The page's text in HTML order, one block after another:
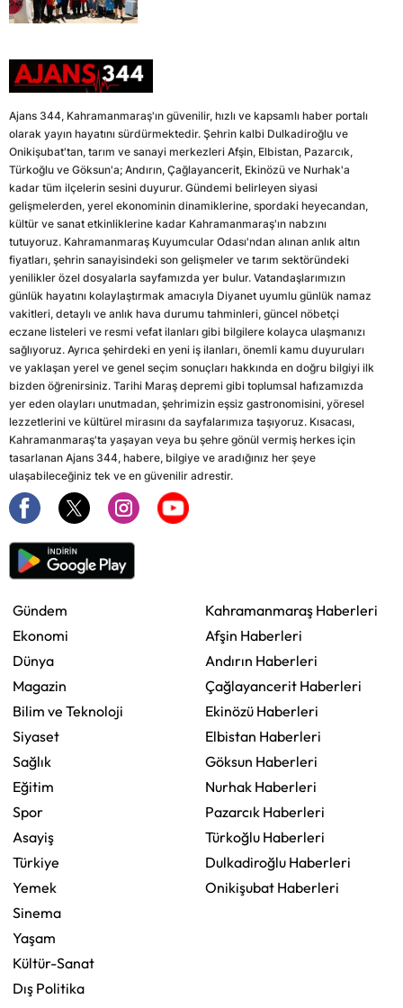
Ajans 344, Kahramanmaraş'ın güvenilir, hızlı ve kapsamlı haber portalı
olarak yayın hayatını sürdürmektedir. Şehrin kalbi Dulkadiroğlu ve
Onikişubat'tan, tarım ve sanayi merkezleri Afşin, Elbistan, Pazarcık,
Türkoğlu ve Göksun'a; Andırın, Çağlayancerit, Ekinözü ve Nurhak'a
kadar tüm ilçelerin sesini duyurur. Gündemi belirleyen siyasi
gelişmelerden, yerel ekonominin dinamiklerine, spordaki heyecandan,
kültür ve sanat etkinliklerine kadar Kahramanmaraş'ın nabzını
tutuyoruz. Kahramanmaraş Kuyumcular Odası'ndan alınan anlık altın
fiyatları, şehrin sanayisindeki son gelişmeler ve tarım sektöründeki
yenilikler özel dosyalarla sayfamızda yer bulur. Vatandaşlarımızın
günlük hayatını kolaylaştırmak amacıyla Diyanet uyumlu günlük namaz
vakitleri, detaylı ve anlık hava durumu tahminleri, güncel nöbetçi
eczane listeleri ve resmi vefat ilanları gibi bilgilere kolayca ulaşmanızı
sağlıyoruz. Ayrıca şehirdeki en yeni iş ilanları, önemli kamu duyuruları
ve yaklaşan yerel ve genel seçim sonuçları hakkında en doğru bilgiyi ilk
bizden öğrenirsiniz. Tarihi Maraş depremi gibi toplumsal hafızamızda
yer eden olayları unutmadan, şehrimizin eşsiz gastronomisini, yöresel
lezzetlerini ve kültürel mirasını da sayfalarımıza taşıyoruz. Kısacası,
Kahramanmaraş'ta yaşayan veya bu şehre gönül vermiş herkes için
tasarlanan Ajans 344, habere, bilgiye ve aradığınız her şeye
ulaşabileceğiniz tek ve en güvenilir adrestir.
Gündem
Ekonomi
Dünya
Magazin
Bilim ve Teknoloji
Siyaset
Sağlık
Eğitim
Spor
Asayiş
Türkiye
Yemek
Sinema
Yaşam
Kültür-Sanat
Dış Politika
Kahramanmaraş Haberleri
Afşin Haberleri
Andırın Haberleri
Çağlayancerit Haberleri
Ekinözü Haberleri
Elbistan Haberleri
Göksun Haberleri
Nurhak Haberleri
Pazarcık Haberleri
Türkoğlu Haberleri
Dulkadiroğlu Haberleri
Onikişubat Haberleri